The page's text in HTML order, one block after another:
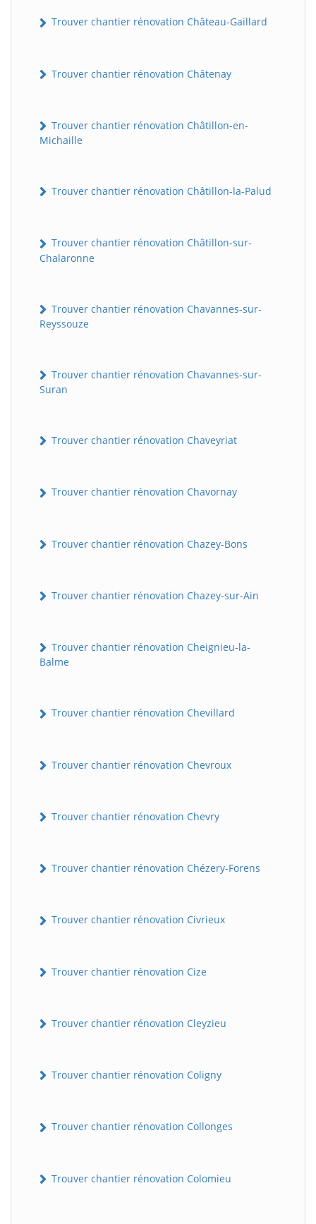
Trouver chantier rénovation Château-Gaillard
Trouver chantier rénovation Châtenay
Trouver chantier rénovation Châtillon-en-
Michaille
Trouver chantier rénovation Châtillon-la-Palud
Trouver chantier rénovation Châtillon-sur-
Chalaronne
Trouver chantier rénovation Chavannes-sur-
Reyssouze
Trouver chantier rénovation Chavannes-sur-
Suran
Trouver chantier rénovation Chaveyriat
Trouver chantier rénovation Chavornay
Trouver chantier rénovation Chazey-Bons
Trouver chantier rénovation Chazey-sur-Ain
Trouver chantier rénovation Cheignieu-la-
Balme
Trouver chantier rénovation Chevillard
Trouver chantier rénovation Chevroux
Trouver chantier rénovation Chevry
Trouver chantier rénovation Chézery-Forens
Trouver chantier rénovation Civrieux
Trouver chantier rénovation Cize
Trouver chantier rénovation Cleyzieu
Trouver chantier rénovation Coligny
Trouver chantier rénovation Collonges
Trouver chantier rénovation Colomieu
B BatiWebPro